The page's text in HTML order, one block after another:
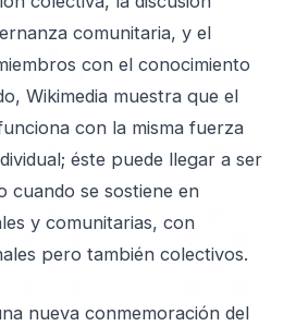
comunitaria, y el
con el conocimiento
Wikimedia muestra que el
con la misma fuerza
éste puede llegar a ser
cuando se sostiene en
y comunitarias, con
pero también colectivos.
nueva conmemoración del